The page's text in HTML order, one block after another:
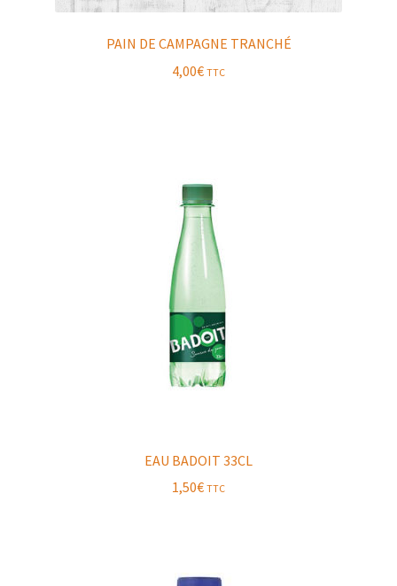
PAIN DE CAMPAGNE TRANCHÉ
4,00€ TTC
EAU BADOIT 33CL
1,50€ TTC